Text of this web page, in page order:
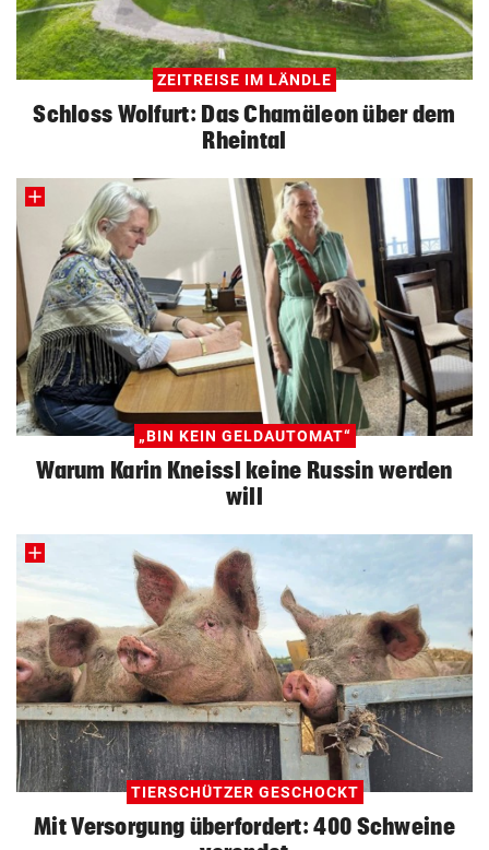
ZEITREISE IM LÄNDLE
Schloss Wolfurt: Das Chamäleon über dem
Rheintal
„BIN KEIN GELDAUTOMAT“
Warum Karin Kneissl keine Russin werden
will
TIERSCHÜTZER GESCHOCKT
Mit Versorgung überfordert: 400 Schweine